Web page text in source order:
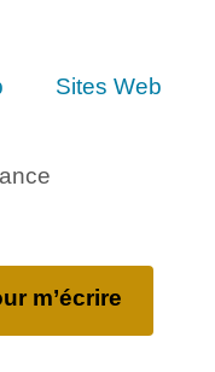
Sites Web
m’écrire